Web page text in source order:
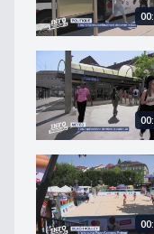
Les explications
L&#039;élite sur